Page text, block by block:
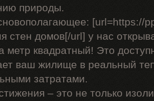
природы.
[url=https://
стен домов[/url] у нас
метр квадратный! Это
ваш жилище в реальный
затратами.
– это не только